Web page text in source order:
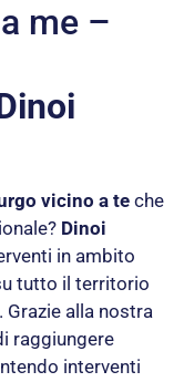
me –
vicino a te che
Dinoi
in ambito
tutto il territorio
Grazie alla nostra
raggiungere
interventi